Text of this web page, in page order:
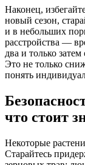
Наконец,
новый сезон,
и в небольших
расстройства —
два и только
Это не только
понять
что стоит
Некоторые
Старайтесь